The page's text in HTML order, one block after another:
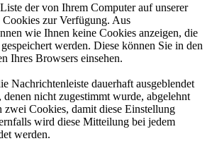
der von Ihrem Computer auf unserer
zur Verfügung. Aus
wie Ihnen keine Cookies anzeigen, die
werden. Diese können Sie in den
Ihres Browsers einsehen.
Nachrichtenleiste dauerhaft ausgeblendet
nicht zugestimmt wurde, abgelehnt
zwei Cookies, damit diese Einstellung
wird diese Mitteilung bei jedem
werden.